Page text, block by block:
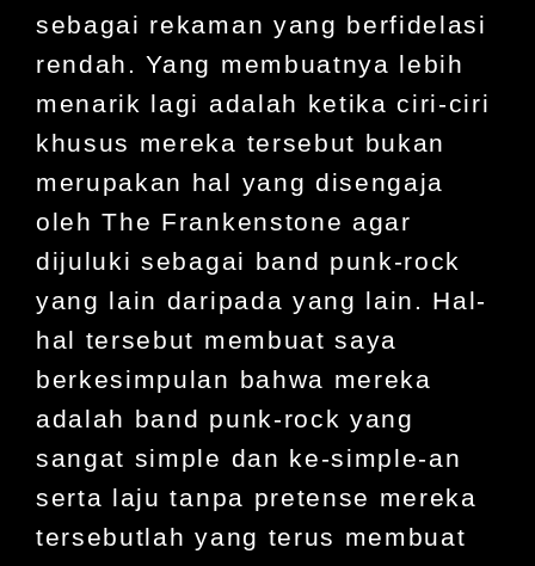
sebagai rekaman yang berfidelasi
rendah. Yang membuatnya lebih
menarik lagi adalah ketika ciri-ciri
khusus mereka tersebut bukan
merupakan hal yang disengaja
oleh The Frankenstone agar
dijuluki sebagai band punk-rock
yang lain daripada yang lain. Hal-
hal tersebut membuat saya
berkesimpulan bahwa mereka
adalah band punk-rock yang
sangat simple dan ke-simple-an
serta laju tanpa pretense mereka
tersebutlah yang terus membuat